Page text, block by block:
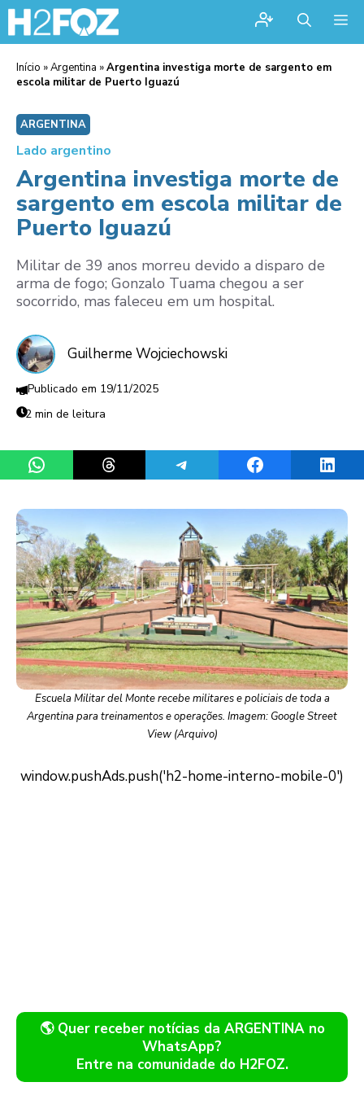
Início »Argentina »Argentina investiga morte de sargento em
escola militar de Puerto Iguazú
ARGENTINA
Lado argentino
Argentina investiga morte de
sargento em escola militar de
Puerto Iguazú
Militar de 39 anos morreu devido a disparo de
arma de fogo; Gonzalo Tuama chegou a ser
socorrido, mas faleceu em um hospital.
Guilherme Wojciechowski
19/11/2025
2 min de leitura
Share on WhatsAppShare on ThreadsShare on TelegramShare on Facebook
Escuela Militar del Monte recebe militares e policiais de toda a
Argentina para treinamentos e operações. Imagem: Google Street
View (Arquivo)
🌎 Quer receber notícias da ARGENTINA no
WhatsApp?
Entre na comunidade do H2FOZ.